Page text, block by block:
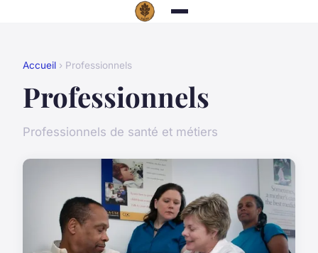
Accueil › Professionnels
Professionnels
Professionnels de santé et métiers